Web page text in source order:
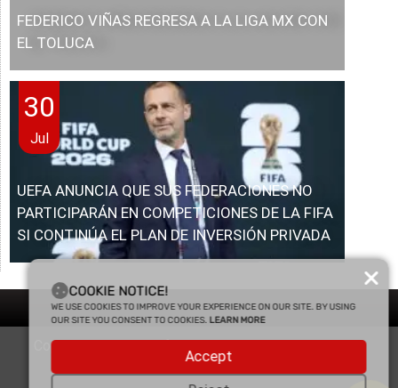
FEDERICO VIÑAS REGRESA A LA LIGA MX CON
EL TOLUCA
30
Jul
UEFA ANUNCIA QUE SUS FEDERACIONES NO
PARTICIPARÁN EN COMPETICIONES DE LA FIFA
SI CONTINÚA EL PLAN DE INVERSIÓN PRIVADA
Copyright © 2025 Enfasis Comunicaciones. Derechos
Reservados.
COOKIE NOTICE!
WE USE COOKIES TO IMPROVE YOUR EXPERIENCE ON OUR SITE. BY USING
OUR SITE YOU CONSENT TO COOKIES. LEARN MORE
Accept